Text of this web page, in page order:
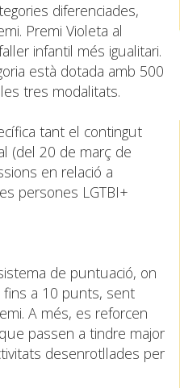
diferenciades,
Premi Violeta al
infantil més igualitari.
està dotada amb 500
tres modalitats.
tant el contingut
(del 20 de març de
en relació a
persones LGTBI+
de puntuació, on
fins a 10 punts, sent
A més, es reforcen
passen a tindre major
desenrotllades per